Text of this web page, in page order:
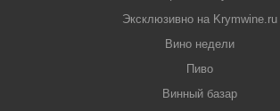
Эксклюзивно на Krymwine.ru
Вино недели
Пиво
Винный базар